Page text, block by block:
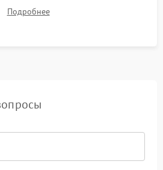
и цветопередачи на тестовых
всех видеовходов и кнопок
Подробнее